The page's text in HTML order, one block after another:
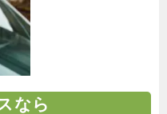
なら